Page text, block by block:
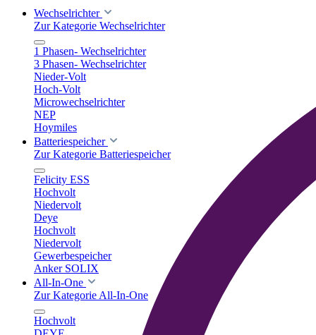
Wechselrichter
Zur Kategorie Wechselrichter
1 Phasen- Wechselrichter
3 Phasen- Wechselrichter
Nieder-Volt
Hoch-Volt
Microwechselrichter
NEP
Hoymiles
Batteriespeicher
Zur Kategorie Batteriespeicher
Felicity ESS
Hochvolt
Niedervolt
Deye
Hochvolt
Niedervolt
Gewerbespeicher
Anker SOLIX
All-In-One
Zur Kategorie All-In-One
Hochvolt